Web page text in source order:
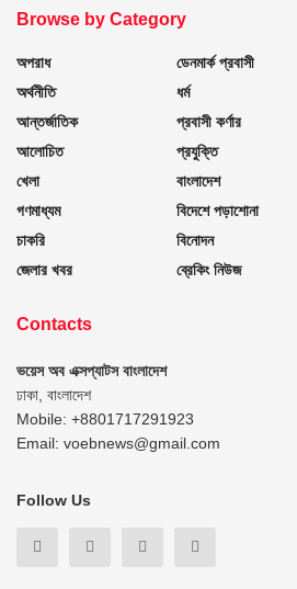
Browse by Category
অপরাধ
অর্থনীতি
আন্তর্জাতিক
আলোচিত
খেলা
গণমাধ্যম
চাকরি
জেলার খবর
ডেনমার্ক প্রবাসী
ধর্ম
প্রবাসী কর্ণার
প্রযুক্তি
বাংলাদেশ
বিদেশে পড়াশোনা
বিনোদন
ব্রেকিং নিউজ
Contacts
ভয়েস অব এক্সপ্যাটস বাংলাদেশ
ঢাকা, বাংলাদেশ
Mobile: +8801717291923
Email: voebnews@gmail.com
Follow Us